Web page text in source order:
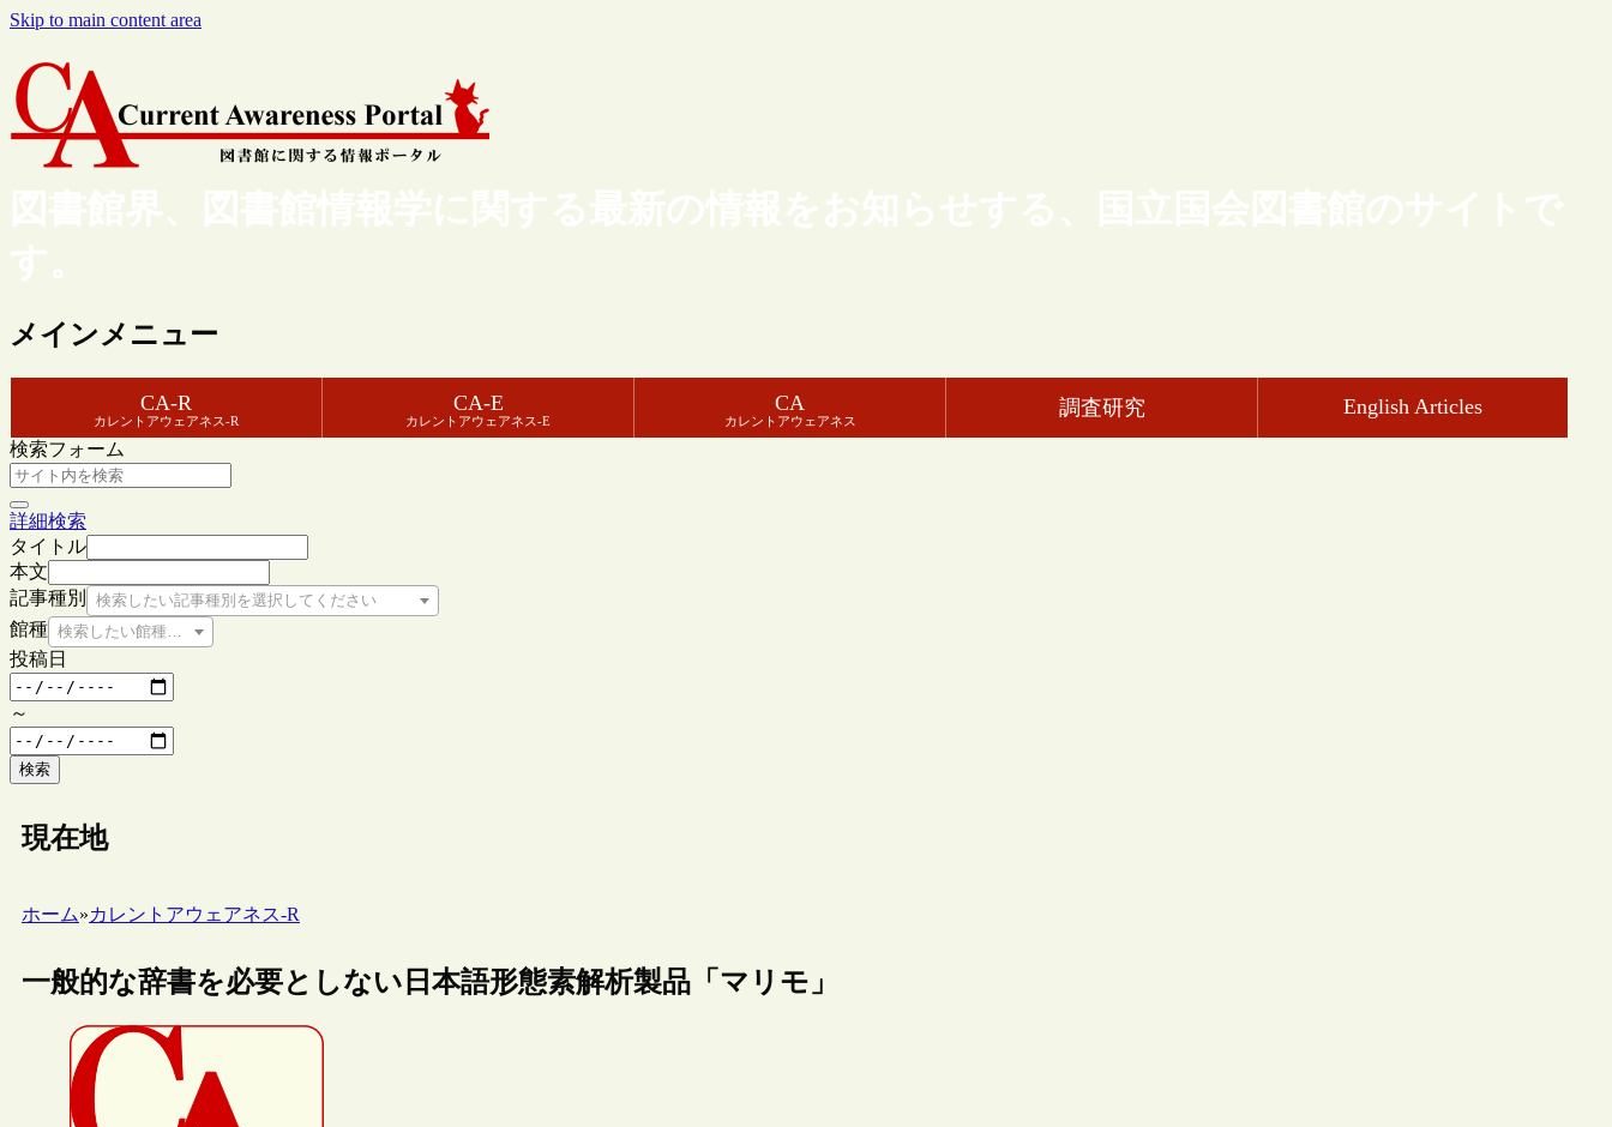
Skip to main content area
図書館界、図書館情報学に関する最新の情報をお知らせする、国立国会図書館のサイトで
す。
メインメニュー
CA-R
カレントアウェアネス-R
CA-E
カレントアウェアネス-E
CA
カレントアウェアネス
調査研究 English Articles
検索フォーム
詳細検索
タイトル
本文
記事種別
検索したい記事種別を選択してください
館種 検索したい館種を選択してください
投稿日
～
検索
現在地
ホーム»カレントアウェアネス-R
一般的な辞書を必要としない日本語形態素解析製品「マリモ」